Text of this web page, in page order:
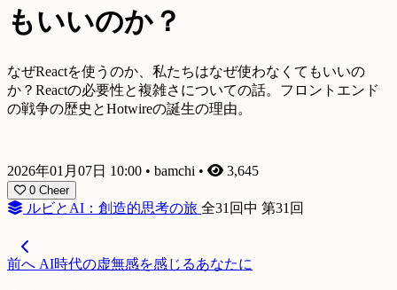
もいいのか？
なぜReactを使うのか、私たちはなぜ使わなくてもいいの
か？Reactの必要性と複雑さについての話。フロントエンド
の戦争の歴史とHotwireの誕生の理由。
2026年01月07日 10:00 • bamchi • 3,645
0 Cheer
ルビとAI：創造的思考の旅 全31回中 第31回
前へ AI時代の虚無感を感じるあなたに